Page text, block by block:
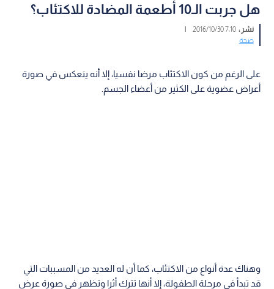
هل جربت الـ10 أطعمة المضادة للاكتئاب؟
نشر :7:10 2016/10/30
|
صحة
على الرغم من كون الاكتئاب مرضا نفسيا، إلا أنه ينعكس في صورة
أعراض عضوية على الكثير من أعضاء الجسم.
وهناك عدة أنواع من الاكتئاب، كما أن له العديد من المسببات التي
قد تبدأ في مرحلة الطفولة، إلا أنها تترك أثرا وتظهر في صورة عرض